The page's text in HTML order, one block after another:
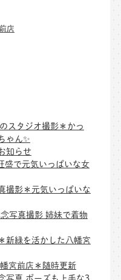
店
スタジオ撮影＊かっ
ゃん✨
知らせ
盛で元気いっぱいな女
撮影＊元気いっぱいな
写真撮影 姉妹で着物
新緑を活かした八幡宮
宮前店＊随時更新